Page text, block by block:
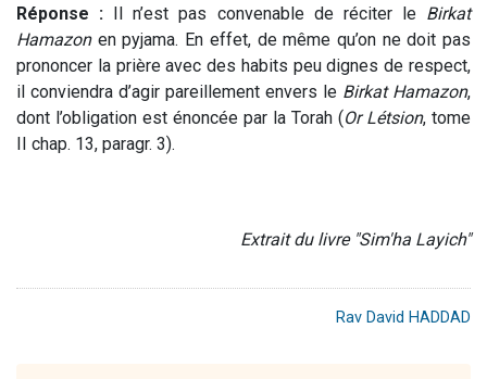
Réponse : Il n’est pas convenable de réciter le Birkat
Hamazon en pyjama. En effet, de même qu’on ne doit pas
prononcer la prière avec des habits peu dignes de respect,
il conviendra d’agir pareillement envers le Birkat Hamazon,
dont l’obligation est énoncée par la Torah (Or Létsion, tome
II chap. 13, paragr. 3).
Extrait du livre "Sim'ha Layich"
Rav David HADDAD